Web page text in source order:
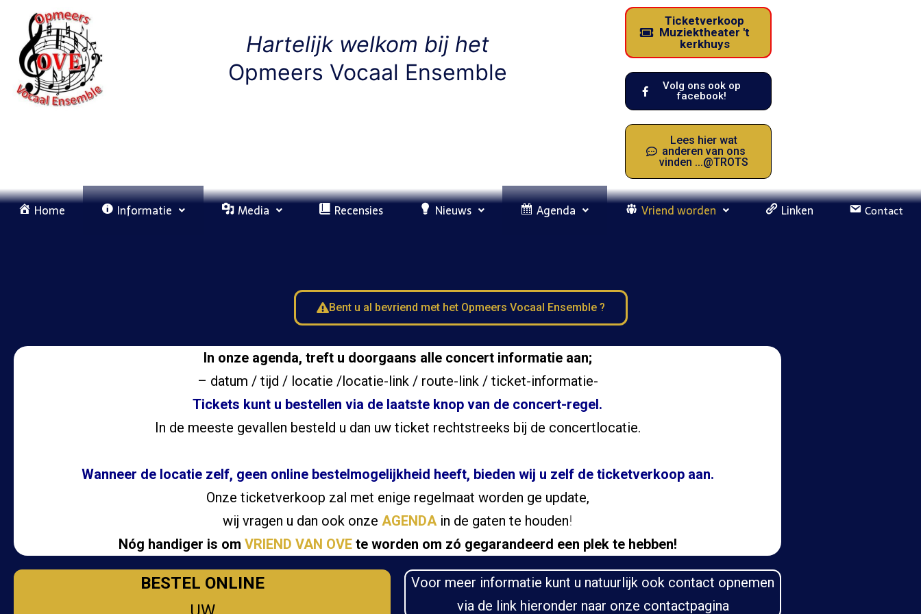
Hartelijk welkom bij het
Opmeers Vocaal Ensemble
Ticketverkoop
Muziektheater 't
kerkhuys
Volg ons ook op
facebook!
Lees hier wat
anderen van ons
vinden ...@TROTS
Home Informatie Media Recensies Nieuws Agenda Vriend worden Linken Contact
Bent u al bevriend met het Opmeers Vocaal Ensemble ?
In onze agenda, treft u doorgaans alle concert informatie aan;
– datum / tijd / locatie /locatie-link / route-link / ticket-informatie-
Tickets kunt u bestellen via de laatste knop van de concert-regel.
In de meeste gevallen besteld u dan uw ticket rechtstreeks bij de concertlocatie.
Wanneer de locatie zelf, geen online bestelmogelijkheid heeft, bieden wij u zelf de ticketverkoop aan.
Onze ticketverkoop zal met enige regelmaat worden ge update,
wij vragen u dan ook onze AGENDA in de gaten te houden!
Nóg handiger is om VRIEND VAN OVE te worden om zó gegarandeerd een plek te hebben!
BESTEL ONLINE
Voor meer informatie kunt u natuurlijk ook contact opnemen
via de link hieronder naar onze contactpagina